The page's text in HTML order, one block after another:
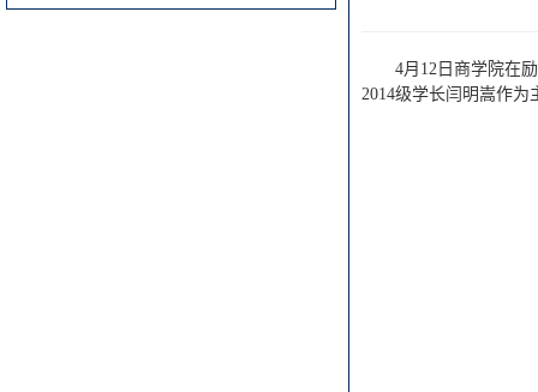
4月12日商学院在
2014级学长闫明嵩作